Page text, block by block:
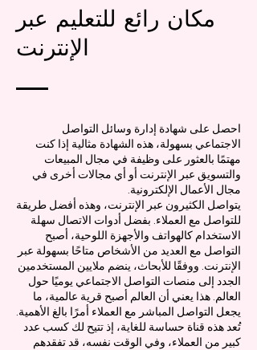
مكان رائع للتعليم عبر
الإنترنت
احصل على شهادة إدارة وسائل التواصل
الاجتماعي بسهولة، هذه الشهادة مثالية إذا كنت
مهتمًا بالعثور على وظيفة في مجال المبيعات
والتسويق عبر الإنترنت أو أي مجالات أخرى في
مجال الأعمال الإلكترونية.
يتواصل الكثيرون عبر الإنترنت، وهذه أفضل طريقة
للتواصل مع العملاء. بفضل أدوات الاتصال سهلة
الاستخدام كالهواتف والأجهزة اللوحية، أصبح
التواصل مع العديد من الأشخاص متاحًا بسهولة عبر
الإنترنت. ووفقًا للأبحاث، ينضم ملايين المستخدمين
الجدد إلى منصات التواصل الاجتماعي يوميًا حول
العالم. هذا يعني أن العالم أصبح قرية عالمية، ما
يجعل التواصل المباشر مع العملاء أمرًا بالغ الأهمية.
تُعد هذه قناة حساسة للغاية، إذ تتيح لك كسب عدد
كبير من العملاء، وفي الوقت نفسه، قد تفقدهم